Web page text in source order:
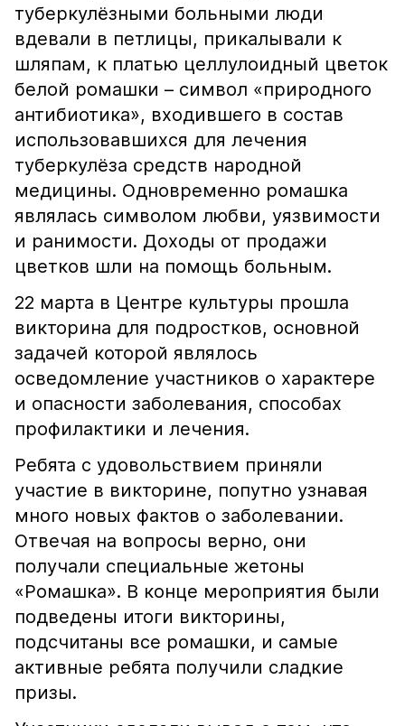
туберкулёзными больными люди
вдевали в петлицы, прикалывали к
шляпам, к платью целлулоидный цветок
белой ромашки – символ «природного
антибиотика», входившего в состав
использовавшихся для лечения
туберкулёза средств народной
медицины. Одновременно ромашка
являлась символом любви, уязвимости
и ранимости. Доходы от продажи
цветков шли на помощь больным.
22 марта в Центре культуры прошла
викторина для подростков, основной
задачей которой являлось
осведомление участников о характере
и опасности заболевания, способах
профилактики и лечения.
Ребята с удовольствием приняли
участие в викторине, попутно узнавая
много новых фактов о заболевании.
Отвечая на вопросы верно, они
получали специальные жетоны
«Ромашка». В конце мероприятия были
подведены итоги викторины,
подсчитаны все ромашки, и самые
активные ребята получили сладкие
призы.